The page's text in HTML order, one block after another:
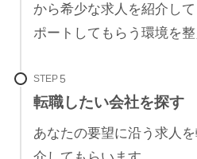
から希少な求人を紹介し
ポートしてもらう環境を整
STEP
転職したい会社を探す
あなたの要望に沿う求人